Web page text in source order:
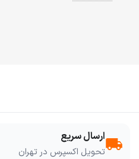
local_shippingارسال سریع
تحویل اکسپرس در تهران